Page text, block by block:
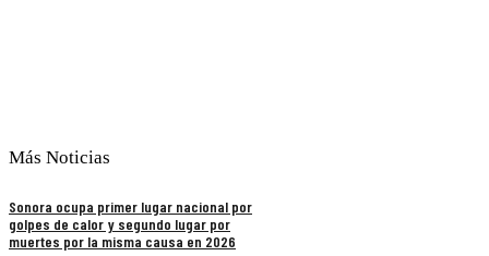
Más Noticias
Sonora ocupa primer lugar nacional por
golpes de calor y segundo lugar por
muertes por la misma causa en 2026